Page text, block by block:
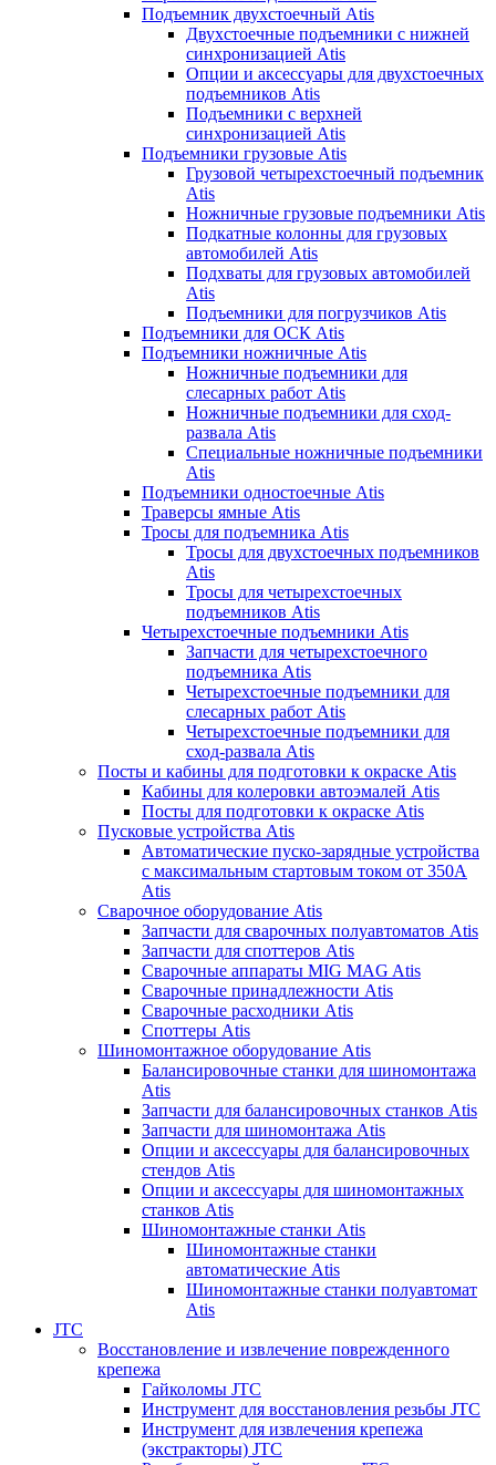
Подъемник двухстоечный Atis
Двухстоечные подъемники с нижней
синхронизацией Atis
Опции и аксессуары для двухстоечных
подъемников Atis
Подъемники с верхней
синхронизацией Atis
Подъемники грузовые Atis
Грузовой четырехстоечный подъемник
Atis
Ножничные грузовые подъемники Atis
Подкатные колонны для грузовых
автомобилей Atis
Подхваты для грузовых автомобилей
Atis
Подъемники для погрузчиков Atis
Подъемники для ОСК Atis
Подъемники ножничные Atis
Ножничные подъемники для
слесарных работ Atis
Ножничные подъемники для сход-
развала Atis
Специальные ножничные подъемники
Atis
Подъемники одностоечные Atis
Траверсы ямные Atis
Тросы для подъемника Atis
Тросы для двухстоечных подъемников
Atis
Тросы для четырехстоечных
подъемников Atis
Четырехстоечные подъемники Atis
Запчасти для четырехстоечного
подъемника Atis
Четырехстоечные подъемники для
слесарных работ Atis
Четырехстоечные подъемники для
сход-развала Atis
Посты и кабины для подготовки к окраске Atis
Кабины для колеровки автоэмалей Atis
Посты для подготовки к окраске Atis
Пусковые устройства Atis
Автоматические пуско-зарядные устройства
с максимальным стартовым током от 350А
Atis
Сварочное оборудование Atis
Запчасти для сварочных полуавтоматов Atis
Запчасти для споттеров Atis
Сварочные аппараты MIG MAG Atis
Сварочные принадлежности Atis
Сварочные расходники Atis
Споттеры Atis
Шиномонтажное оборудование Atis
Балансировочные станки для шиномонтажа
Atis
Запчасти для балансировочных станков Atis
Запчасти для шиномонтажа Atis
Опции и аксессуары для балансировочных
стендов Atis
Опции и аксессуары для шиномонтажных
станков Atis
Шиномонтажные станки Atis
Шиномонтажные станки
автоматические Atis
Шиномонтажные станки полуавтомат
Atis
JTC
Восстановление и извлечение поврежденного
крепежа
Гайколомы JTC
Инструмент для восстановления резьбы JTC
Инструмент для извлечения крепежа
(экстракторы) JTC